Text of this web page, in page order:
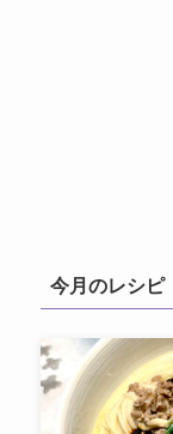
今月のレシピ